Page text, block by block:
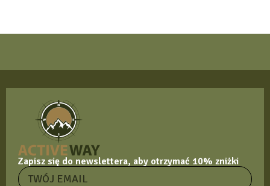
Zapisz się do newslettera, aby otrzymać 10% zniżki